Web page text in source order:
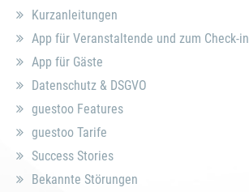
Kurzanleitungen
App für Veranstaltende und zum Check-in
App für Gäste
Datenschutz & DSGVO
guestoo Features
guestoo Tarife
Success Stories
Bekannte Störungen